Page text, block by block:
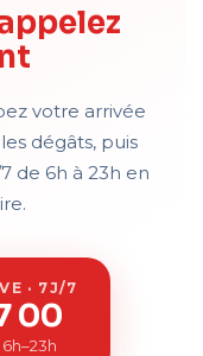
votre arrivée
dégâts, puis
de 6h à 23h en
· 7J/7
00